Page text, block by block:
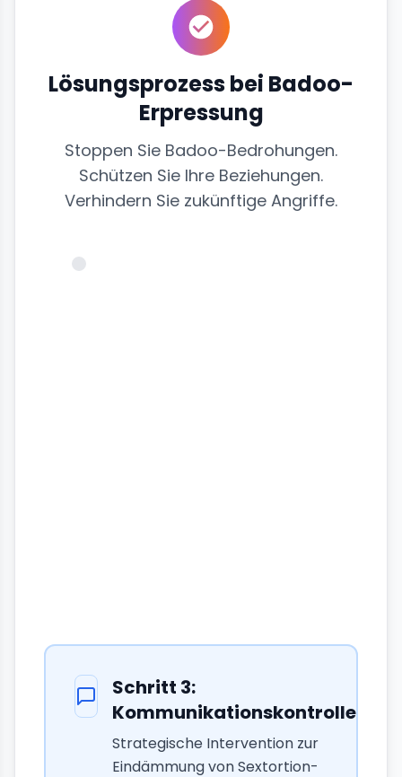
Lösungsprozess bei Badoo-
Erpressung
Stoppen Sie Badoo-Bedrohungen.
Schützen Sie Ihre Beziehungen.
Verhindern Sie zukünftige Angriffe.
Schritt 3:
Kommunikationskontrolle
Strategische Intervention zur
Eindämmung von Sextortion-